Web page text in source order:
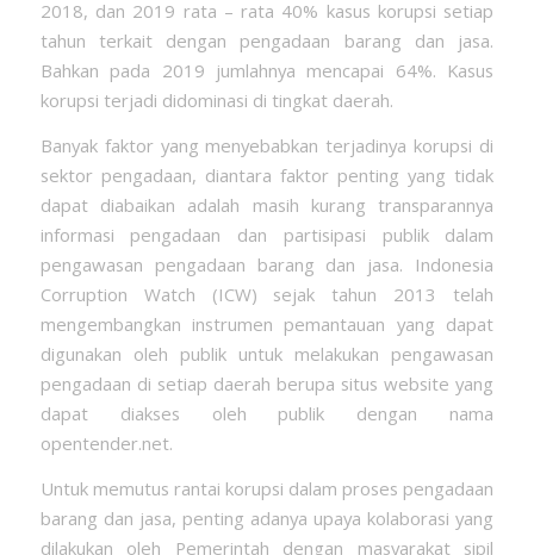
2018, dan 2019 rata – rata 40% kasus korupsi setiap
tahun terkait dengan pengadaan barang dan jasa.
Bahkan pada 2019 jumlahnya mencapai 64%. Kasus
korupsi terjadi didominasi di tingkat daerah.
Banyak faktor yang menyebabkan terjadinya korupsi di
sektor pengadaan, diantara faktor penting yang tidak
dapat diabaikan adalah masih kurang transparannya
informasi pengadaan dan partisipasi publik dalam
pengawasan pengadaan barang dan jasa. Indonesia
Corruption Watch (ICW) sejak tahun 2013 telah
mengembangkan instrumen pemantauan yang dapat
digunakan oleh publik untuk melakukan pengawasan
pengadaan di setiap daerah berupa situs website yang
dapat diakses oleh publik dengan nama
opentender.net.
Untuk memutus rantai korupsi dalam proses pengadaan
barang dan jasa, penting adanya upaya kolaborasi yang
dilakukan oleh Pemerintah dengan masyarakat sipil